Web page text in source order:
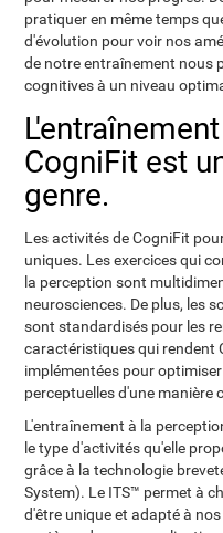
pratiquer en même temps
d'évolution pour voir nos
de notre entraînement nous
cognitives à un niveau
CogniFit est
genre.
Les activités de CogniFit
uniques. Les exercices qui
la perception sont
neurosciences. De plus, les
sont standardisés pour les
caractéristiques qui rendent
implémentées pour
perceptuelles d'une manière
L'entraînement à la
le type d'activités qu'elle
grâce à la technologie
System). Le ITS™ permet à
d'être unique et adapté à